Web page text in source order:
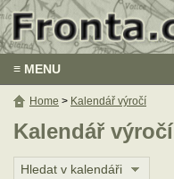
≡ MENU
Kalendář výročí
Hledat v kalendáři
Home > Kalendář výročí